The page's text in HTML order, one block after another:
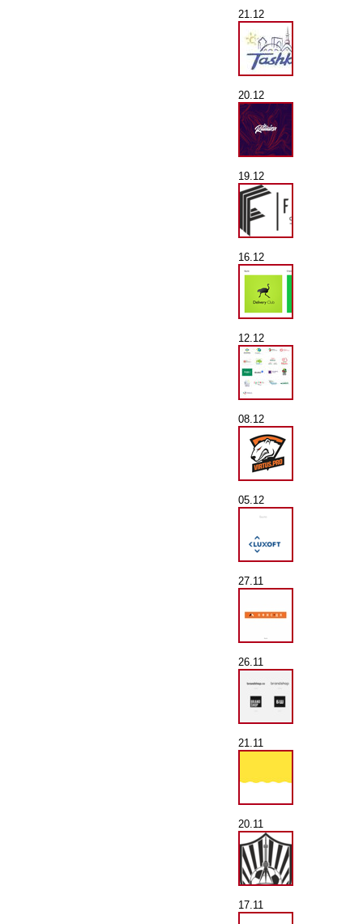
21.12
20.12
19.12
16.12
12.12
08.12
05.12
27.11
26.11
21.11
20.11
17.11